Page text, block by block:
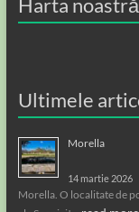
Harta noastră
Ultimele
Morella
14 martie 2026
Morella. O localitate de